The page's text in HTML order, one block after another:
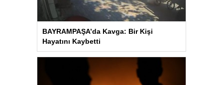
BAYRAMPAŞA’da Kavga: Bir Kişi
Hayatını Kaybetti